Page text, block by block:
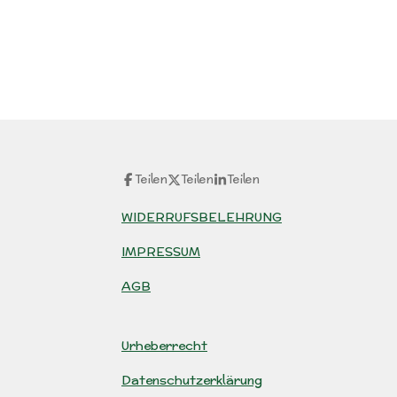
Teilen Teilen Teilen
WIDERRUFSBELEHRUNG
IMPRESSUM
AGB
Urheberrecht
Datenschutzerklärung